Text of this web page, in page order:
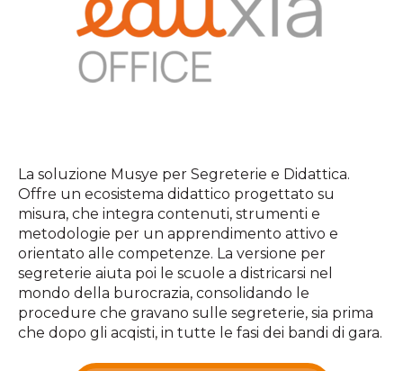
La soluzione Musye per Segreterie e Didattica.
Offre un ecosistema didattico progettato su
misura, che integra contenuti, strumenti e
metodologie per un apprendimento attivo e
orientato alle competenze. La versione per
segreterie aiuta poi le scuole a districarsi nel
mondo della burocrazia, consolidando le
procedure che gravano sulle segreterie, sia prima
che dopo gli acqisti, in tutte le fasi dei bandi di gara.